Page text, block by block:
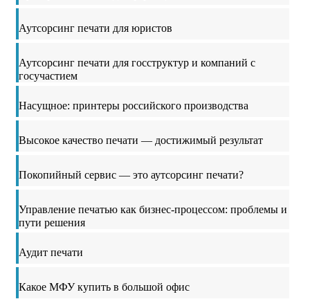
Аутсорсинг печати для юристов
Аутсорсинг печати для госструктур и компаний с
госучастием
Насущное: принтеры российского производства
Высокое качество печати — достижимый результат
Покопийный сервис — это аутсорсинг печати?
Управление печатью как бизнес-процессом: проблемы и
пути решения
Аудит печати
Какое МФУ купить в большой офис